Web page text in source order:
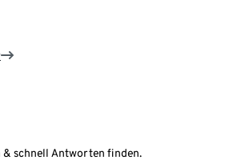
schnell Antworten finden.